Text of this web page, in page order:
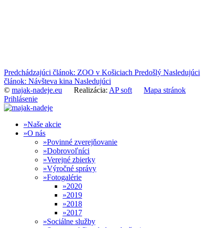
Predchádzajúci článok: ZOO v Košiciach Predošlý Nasledujúci
článok: Návšteva kina Nasledujúci
© majak-nadeje.eu Realizácia: AP soft
Mapa stránok
Prihlásenie
Naše akcie
O nás
Povinné zverejňovanie
Dobrovoľníci
Verejné zbierky
Výročné správy
Fotogalérie
2020
2019
2018
2017
Sociálne služby